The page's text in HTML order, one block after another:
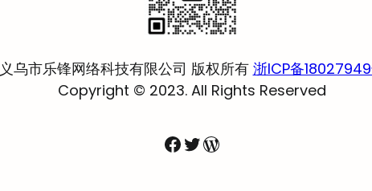
义乌市乐锋网络科技有限公司 版权所有 浙ICP备
Copyright © 2023. All Rights Reserved
Facebook
Twitter
WordPress